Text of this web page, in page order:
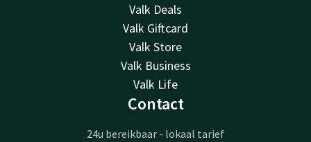
Valk Deals
Valk Giftcard
Valk Store
Valk Business
Valk Life
Contact
24u bereikbaar - lokaal tarief